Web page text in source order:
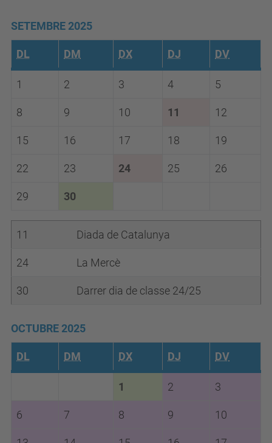
SETEMBRE 2025
DL DM DX DJ DV
1 2 3 4 5
8 9 10 11 12
15 16 17 18 19
22 23 24 25 26
29 30
11 Diada de Catalunya
24 La Mercè
30 Darrer dia de classe 24/25
OCTUBRE 2025
DL DM DX DJ DV
1 2 3
6 7 8 9 10